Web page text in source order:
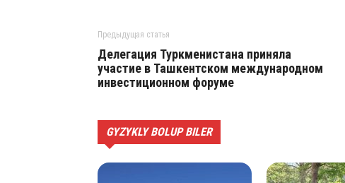
Предыдущая статья
Делегация Туркменистана приняла
участие в Ташкентском международном
инвестиционном форуме
GYZYKLY BOLUP BILER